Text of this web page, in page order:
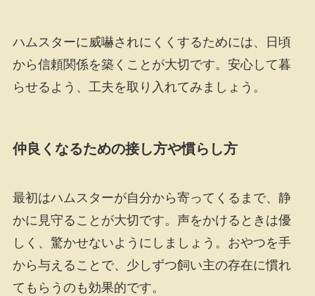
ハムスターに威嚇されにくくするためには、日頃
から信頼関係を築くことが大切です。安心して暮
らせるよう、工夫を取り入れてみましょう。
仲良くなるための接し方や慣らし方
最初はハムスターが自分から寄ってくるまで、静
かに見守ることが大切です。声をかけるときは優
しく、驚かせないようにしましょう。おやつを手
から与えることで、少しずつ飼い主の存在に慣れ
てもらうのも効果的です。